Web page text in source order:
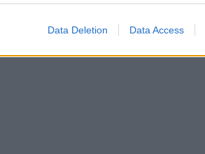
Data Deletion Data Access